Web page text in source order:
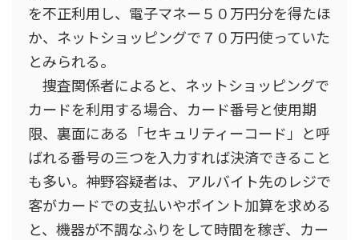
を不正利用し、電子マネー５０万円分を得たほ
か、ネットショッピングで７０万円使っていた
とみられる。
捜査関係者によると、ネットショッピングで
カードを利用する場合、カード番号と使用期
限、裏面にある「セキュリティーコード」と呼
ばれる番号の三つを入力すれば決済できること
も多い。神野容疑者は、アルバイト先のレジで
客がカードでの支払いやポイント加算を求める
と、機器が不調なふりをして時間を稼ぎ、カー